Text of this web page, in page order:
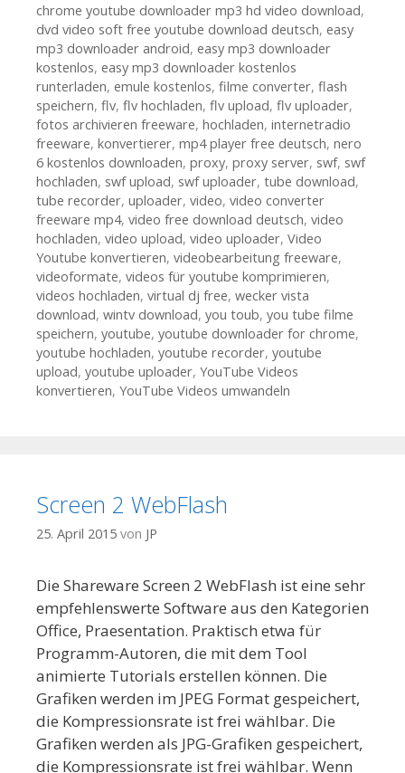
chrome youtube downloader mp3 hd video download,
dvd video soft free youtube download deutsch, easy
mp3 downloader android, easy mp3 downloader
kostenlos, easy mp3 downloader kostenlos
runterladen, emule kostenlos, filme converter, flash
speichern, flv, flv hochladen, flv upload, flv uploader,
fotos archivieren freeware, hochladen, internetradio
freeware, konvertierer, mp4 player free deutsch, nero
6 kostenlos downloaden, proxy, proxy server, swf, swf
hochladen, swf upload, swf uploader, tube download,
tube recorder, uploader, video, video converter
freeware mp4, video free download deutsch, video
hochladen, video upload, video uploader, Video
Youtube konvertieren, videobearbeitung freeware,
videoformate, videos für youtube komprimieren,
videos hochladen, virtual dj free, wecker vista
download, wintv download, you toub, you tube filme
speichern, youtube, youtube downloader for chrome,
youtube hochladen, youtube recorder, youtube
upload, youtube uploader, YouTube Videos
konvertieren, YouTube Videos umwandeln
Screen 2 WebFlash
25. April 2015 von JP
Die Shareware Screen 2 WebFlash ist eine sehr
empfehlenswerte Software aus den Kategorien
Office, Praesentation. Praktisch etwa für
Programm-Autoren, die mit dem Tool
animierte Tutorials erstellen können. Die
Grafiken werden im JPEG Format gespeichert,
die Kompressionsrate ist frei wählbar. Die
Grafiken werden als JPG-Grafiken gespeichert,
die Kompressionsrate ist frei wählbar. Wenn